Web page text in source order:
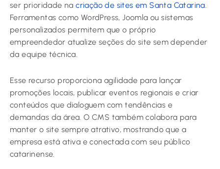
ser prioridade nacriação de sites em Santa Catarina.
Ferramentas como WordPress, Joomla ou sistemas
personalizados permitem que o próprio
empreendedor atualize seções do site sem depender
da equipe técnica.
Esse recurso proporciona agilidade para lançar
promoções locais, publicar eventos regionais e criar
conteúdos que dialoguem com tendências e
demandas da área. O CMS também colabora para
manter o site sempre atrativo, mostrando que a
empresa está ativa e conectada com seu público
catarinense.